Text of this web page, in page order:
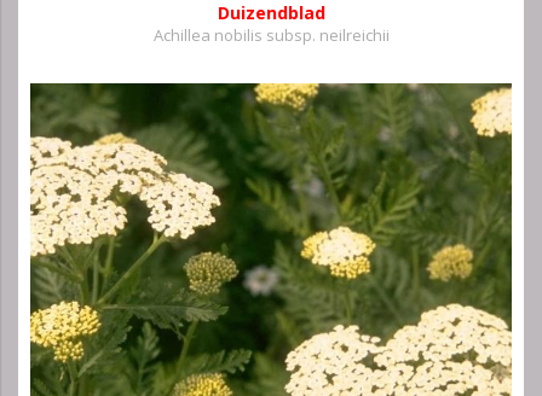
Duizendblad
Achillea nobilis subsp. neilreichii